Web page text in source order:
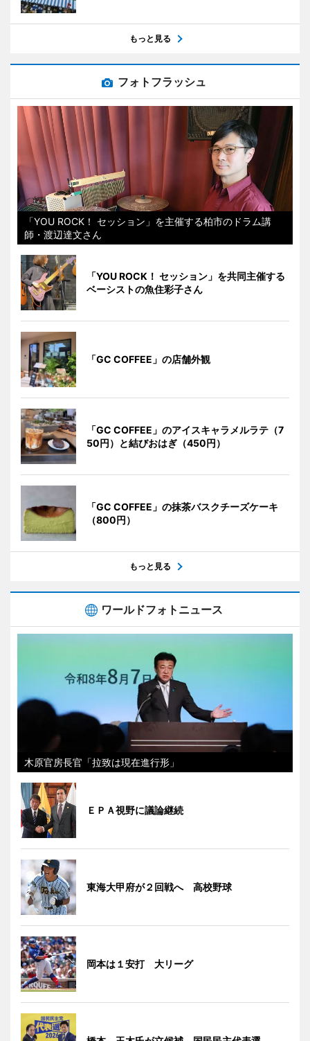
もっと見る
フォトフラッシュ
「YOU ROCK！ セッション」を主催する柏市のドラム講
師・渡辺達文さん
「YOU ROCK！ セッション」を共同主催する
ベーシストの魚住彩子さん
「GC COFFEE」の店舗外観
「GC COFFEE」のアイスキャラメルラテ（7
50円）と結びおはぎ（450円）
「GC COFFEE」の抹茶バスクチーズケーキ
（800円）
もっと見る
ワールドフォトニュース
木原官房長官「拉致は現在進行形」
ＥＰＡ視野に議論継続
東海大甲府が２回戦へ 高校野球
岡本は１安打 大リーグ